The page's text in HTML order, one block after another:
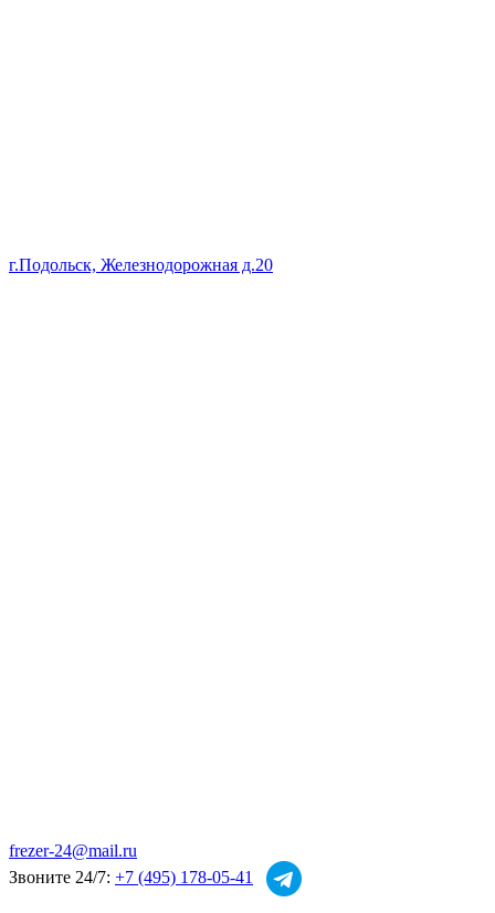
г.Подольск, Железнодорожная д.20
frezer-24@mail.ru
Звоните 24/7: +7 (495) 178-05-41